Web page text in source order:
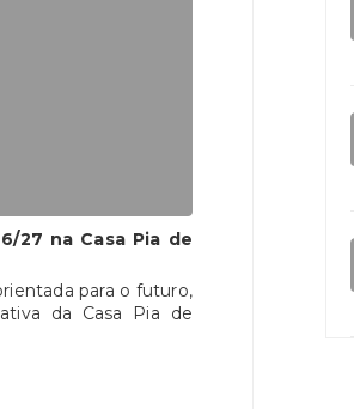
27 na Casa Pia de
para o futuro,
da Casa Pia de